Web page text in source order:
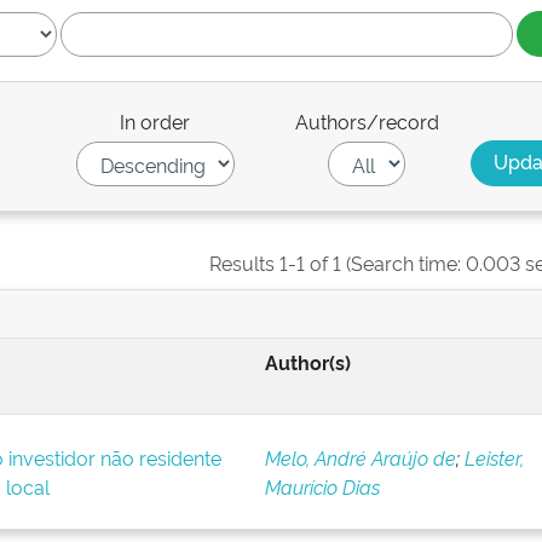
In order Authors/record
Results 1-1 of 1 (Search time: 0.003
Author(s)
investidor não residente
local
Melo, André Araújo de;Leister,
Maurício Dias